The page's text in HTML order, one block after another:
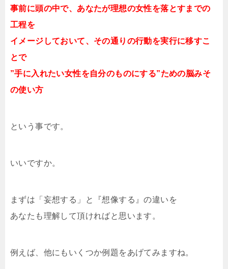
事前に頭の中で、あなたが理想の女性を落とすまでの
工程を
イメージしておいて、その通りの行動を実行に移すこ
とで
”手に入れたい女性を自分のものにする”ための脳みそ
の使い方
という事です。
いいですか。
まずは「妄想する」と『想像する』の違いを
あなたも理解して頂ければと思います。
例えば、他にもいくつか例題をあげてみますね。